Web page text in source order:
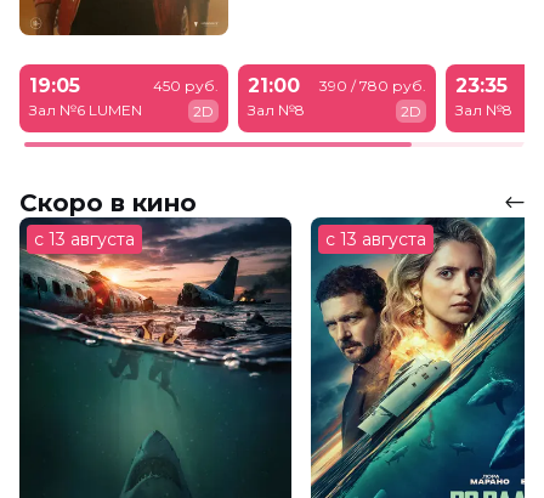
19:05
Зал №6 LUMEN
450 руб.
2D
21:00
Зал №8
390 / 780 руб.
2D
23:35
Зал №8
Скоро в кино
с 13 августа с 13 августа